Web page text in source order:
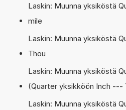
Laskin: Muunna yksiköstä
mile
Laskin: Muunna yksiköstä
Thou
Laskin: Muunna yksiköstä
(Quarter yksikköön Inch ---
Laskin: Muunna yksiköstä